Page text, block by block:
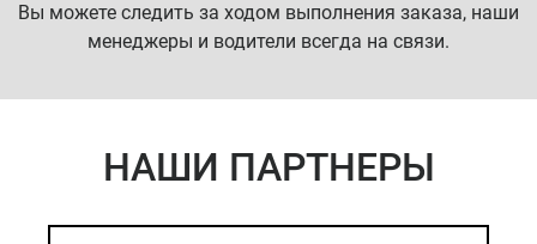
Вы можете следить за ходом выполнения заказа, наши
менеджеры и водители всегда на связи.
НАШИ ПАРТНЕРЫ